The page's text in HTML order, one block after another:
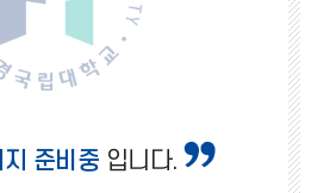
지 준비중 입니다.